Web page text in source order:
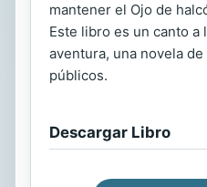
mantener el Ojo de
Este libro es un canto a
aventura, una novela
públicos.
Descargar Libro